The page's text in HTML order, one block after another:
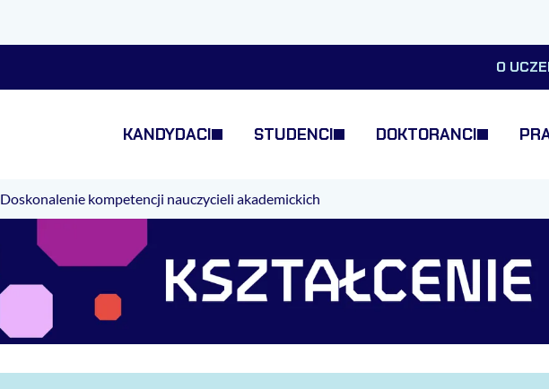
O
KANDYDACI STUDENCI DOKTORANCI
Doskonalenie kompetencji nauczycieli akademickich